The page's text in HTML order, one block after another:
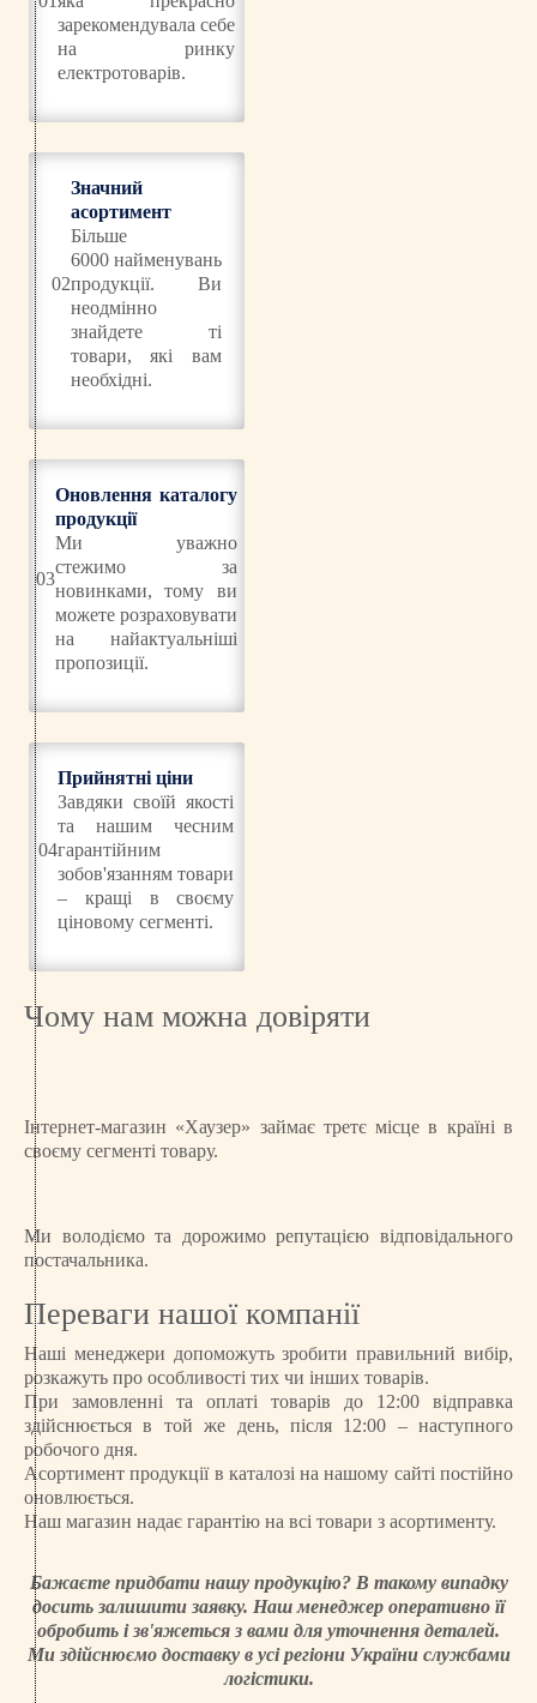
зарекомендувала себе
на ринку
електротоварів.
02
Значний
асортимент
Більше
6000 найменувань
продукції. Ви
неодмінно
знайдете ті
товари, які вам
необхідні.
03
Оновлення каталогу
продукції
Ми уважно
стежимо за
новинками, тому ви
можете розраховувати
на найактуальніші
пропозиції.
04
Прийнятні ціни
Завдяки своїй якості
та нашим чесним
гарантійним
зобов'язанням товари
– кращі в своєму
ціновому сегменті.
Чому нам можна довіряти
Інтернет-магазин «Хаузер» займає третє місце в країні в
своєму сегменті товару.
Ми володіємо та дорожимо репутацією відповідального
постачальника.
Переваги нашої компанії
Наші менеджери допоможуть зробити правильний вибір,
розкажуть про особливості тих чи інших товарів.
При замовленні та оплаті товарів до 12:00 відправка
здійснюється в той же день, після 12:00 – наступного
робочого дня.
Асортимент продукції в каталозі на нашому сайті постійно
оновлюється.
Наш магазин надає гарантію на всі товари з асортименту.
Бажаєте придбати нашу продукцію? В такому випадку
досить залишити заявку. Наш менеджер оперативно її
обробить і зв'яжеться з вами для уточнення деталей.
Ми здійснюємо доставку в усі регіони України службами
логістики.